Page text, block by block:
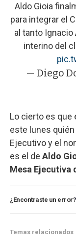
Aldo Gioia
para integrar el
al tanto
interino del
— Diego
Lo cierto es que
este lunes
Ejecutivo y el
es el de Aldo
Mesa Ejecutiva
¿Encontraste un error?
Temas relacionados